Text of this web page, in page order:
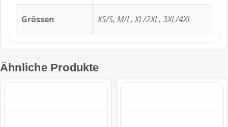
Grössen XS/S, M/L, XL/2XL, 3XL/4XL
Ähnliche Produkte